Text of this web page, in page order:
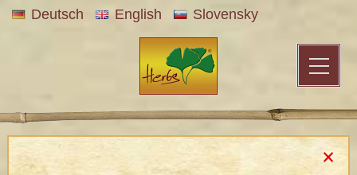
Deutsch English Slovensky
Patentní medicína Dle kategorií
» 155 Domácí lékárnička TCM Herbs